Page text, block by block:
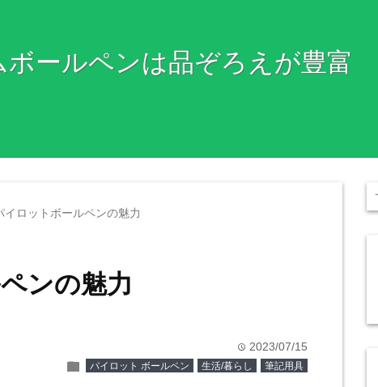
ールペンは品ぞろえが豊富
イロットボールペンの魅力
ンの魅力
time 2023/07/15
folder パイロット ボールペン 生活/暮らし 筆記用具